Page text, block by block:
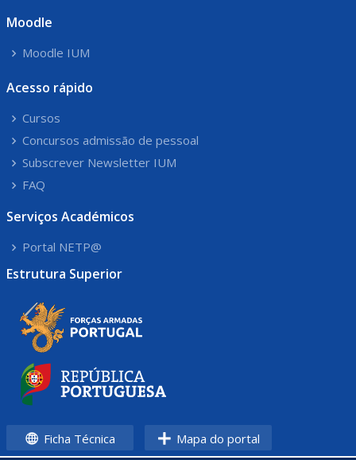
Moodle
Moodle IUM
Acesso rápido
Cursos
Concursos admissão de pessoal
Subscrever Newsletter IUM
FAQ
Serviços Académicos
Portal NETP@
Estrutura Superior
Ficha Técnica Mapa do portal